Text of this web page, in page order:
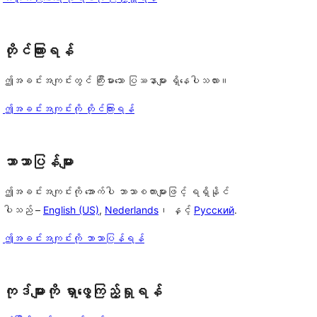
တိုင်ကြားရန်
ဤအခင်းအကျင်းတွင် ကြီးမားသော ပြဿနာများ ရှိနေပါသလား။
ဤအခင်းအကျင်းကို တိုင်ကြားရန်
ဘာသာပြန်များ
ဤအခင်းအကျင်းကို အောက်ပါ ဘာသာစကားများဖြင့် ရရှိနိုင်
ပါသည် – English (US), Nederlands ၊ နှင့် Русский.
ဤအခင်းအကျင်းကို ဘာသာပြန်ရန်
ကုဒ်များကို ရှာဖွေကြည့်ရှုရန်